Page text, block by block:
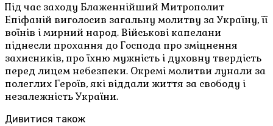
Під час заходу Блаженнійший Митрополит
Епіфаній виголосив загальну молитву за Україну, її
воїнів і мирний народ. Військові капелани
піднесли прохання до Господа про зміцнення
захисників, про їхню мужність і духовну твердість
перед лицем небезпеки. Окремі молитви лунали за
полеглих Героїв, які віддали життя за свободу і
незалежність України.
Дивитися також